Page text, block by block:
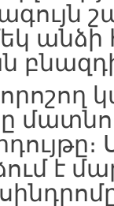
անձի
է